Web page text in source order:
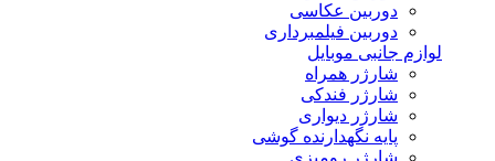
دوربین عکاسی
دوربین فیلمبرداری
لوازم جانبی موبایل
شارژر همراه
شارژر فندکی
شارژر دیواری
پایه نگهدارنده گوشی
شارژر رومیزی